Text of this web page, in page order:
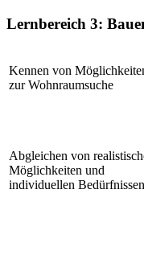
Lernbereich 3:
Kennen von
zur Wohnraumsuche
Abgleichen von
Möglichkeiten und
individuellen Bedürfnissen